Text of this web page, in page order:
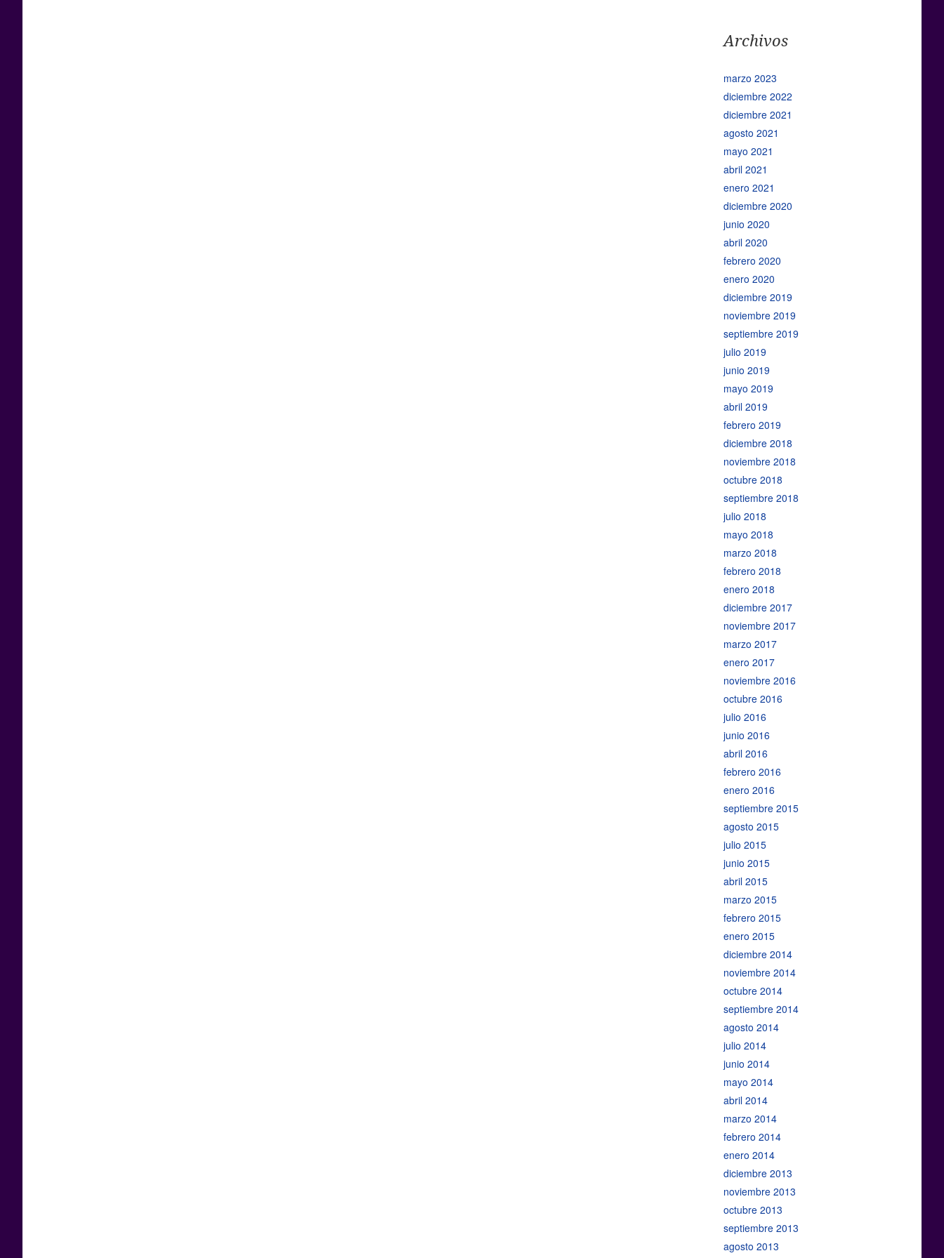
Archivos
marzo 2023
diciembre 2022
diciembre 2021
agosto 2021
mayo 2021
abril 2021
enero 2021
diciembre 2020
junio 2020
abril 2020
febrero 2020
enero 2020
diciembre 2019
noviembre 2019
septiembre 2019
julio 2019
junio 2019
mayo 2019
abril 2019
febrero 2019
diciembre 2018
noviembre 2018
octubre 2018
septiembre 2018
julio 2018
mayo 2018
marzo 2018
febrero 2018
enero 2018
diciembre 2017
noviembre 2017
marzo 2017
enero 2017
noviembre 2016
octubre 2016
julio 2016
junio 2016
abril 2016
febrero 2016
enero 2016
septiembre 2015
agosto 2015
julio 2015
junio 2015
abril 2015
marzo 2015
febrero 2015
enero 2015
diciembre 2014
noviembre 2014
octubre 2014
septiembre 2014
agosto 2014
julio 2014
junio 2014
mayo 2014
abril 2014
marzo 2014
febrero 2014
enero 2014
diciembre 2013
noviembre 2013
octubre 2013
septiembre 2013
agosto 2013